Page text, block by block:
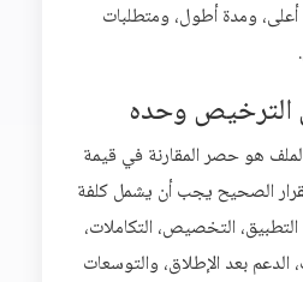
ومدة أطول، ومتطلبات
الترخيص وحده
هو حصر المقارنة في قيمة
الصحيح يجب أن يشمل كلفة
التطبيق، التخصيص، التكاملات،
الدعم بعد الإطلاق، والتوسعات